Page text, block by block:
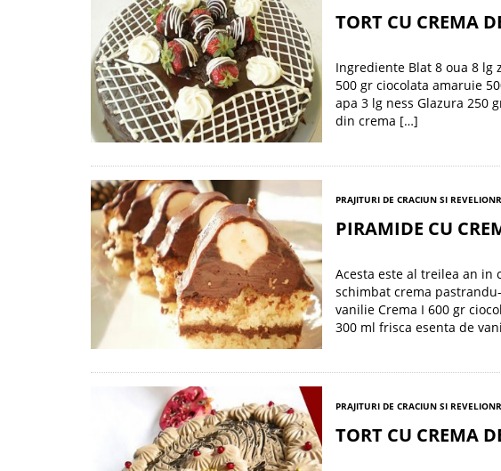
TORT CU CREMA
Ingrediente Blat 8 oua 8 lg
500 gr ciocolata amaruie
apa 3 lg ness Glazura 250
din crema […]
PRAJITURI DE CRACIUN SI REVELION
PIRAMIDE CU
Acesta este al treilea an in
schimbat crema
vanilie Crema I 600 gr
300 ml frisca esenta de
PRAJITURI DE CRACIUN SI REVELION
TORT CU CREMA